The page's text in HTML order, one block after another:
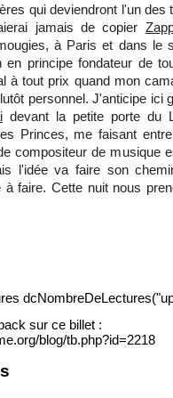
qui deviendront l'un des
jamais de copier
à Paris et dans le
en principe fondateur de
à tout prix quand mon
personnel. J'anticipe ici
devant la petite porte du
Princes, me faisant
compositeur de musique
l'idée va faire son
à faire. Cette nuit nous
sur ce billet :
blog/tb.php?id=2218